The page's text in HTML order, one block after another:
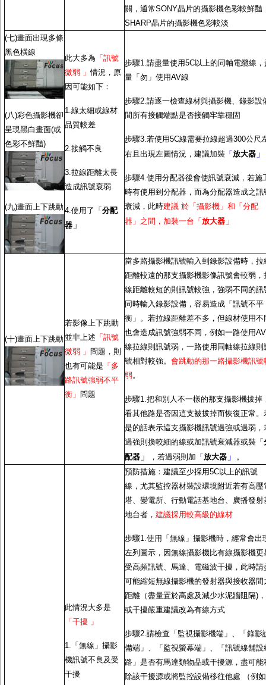
關，通常SONY晶片的攝影機色彩較鮮豔
SHARP晶片的攝影機色彩較淡
(七)畫面出現多條
黑色橫線
(八)彩色攝影機卻
呈現黑白畫面(或
色彩不鮮豔)
(九)畫面上下跳動
此大多為 「訊號
微弱 」情況，原
因可能如下：
1.線太細或線材
品質較差
2.接觸不良
3.拉線距離太長
造成訊號衰弱
4.使用了「 分配
器 」
步驟1.請盡量使用5C以上的同軸電纜線，
量「勿」使用AV線
步驟2.請逐一檢查線材與攝影機、錄影設
間所有接觸端點是否接觸牢靠穩固
步驟3.若使用5C線需要拉線超過300公尺
右且出現左圖情況，建議加裝 「 放大器 」
步驟4.使用分配器後會使訊號衰減，若施
時有使用到分配器，而為分配器造成之訊
衰減，此時建議 於「攝影機」和「分配
器」之間，加裝一台「 放大器 」
(十)畫面上下跳動
若影像上下跳動
並非上述 「訊號
微弱 」 問題，則
也有可能是 「多
路訊號強弱不平
衡」 問題
當多路攝影機訊號輸入到錄影設備時，拉
距離較遠的那支攝影機影像訊號會較弱，
線距離較短的則訊號較強，強弱不同的訊
同時輸入錄影設備，容易造成「訊號不平
衡」。若拉線距離差不多，但線材使用不
也會造成訊號強弱不同，例如一路使用AV
線拉線則訊號弱，一路使用同軸線拉線則
號相對較強。 會跳動的那一路攝影機訊號
弱。
步驟1.把和別人不一樣的那支攝影機拔掉
看其他路是否因這支被拔掉而恢復正常。
是的話表示這支攝影機訊號過強或過弱，
過強則換較細的線或加訊號衰減器或裝「
配器 」 ，若過弱則加 「 放大器 」 。
此情況大多是
「干擾 」
1.「無線」攝影
機訊號不良及受
干擾
預防措施：建議至少採用5C以上的訊號
線，尤其監控器材裝設環境附近若有高壓
塔、變電所、行動電話基地台、廣播發射
地台者， 建議採用較高級的線材
步驟1.使用「無線」攝影機時，經常會出
左列圖示，因無線攝影機比有線攝影機更
受高頻訊號、馬達、電磁波干擾，此時請
可能縮短無線攝影機的發射器與接收器間
距離（盡量置於高處及減少水泥牆阻隔)，
或干擾嚴重建議改為有線方式
步驟2.請檢查「監視攝影機端」、「錄影
備端」、「監視螢幕端」、「訊號線舖設
路」是否有馬達類物品或干擾源，盡可能
除該干擾源或將監控設備移往他處 （例如